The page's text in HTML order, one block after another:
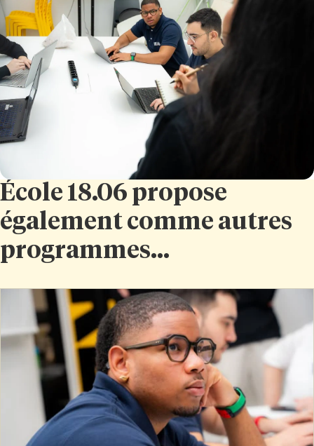
École 18.06 propose
également comme autres
programmes...